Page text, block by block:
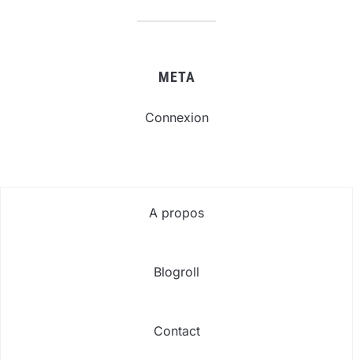
META
Connexion
A propos
Blogroll
Contact